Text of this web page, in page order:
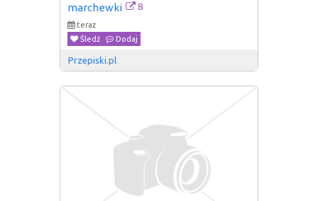
marchewki
8
teraz
Śledź
Dodaj
Przepiski.pl